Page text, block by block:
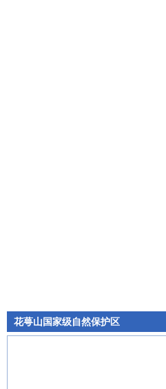
花萼山国家级自然保护区